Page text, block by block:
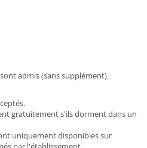
admis (sans supplément).
gratuitement s'ils dorment dans un
uniquement disponibles sur